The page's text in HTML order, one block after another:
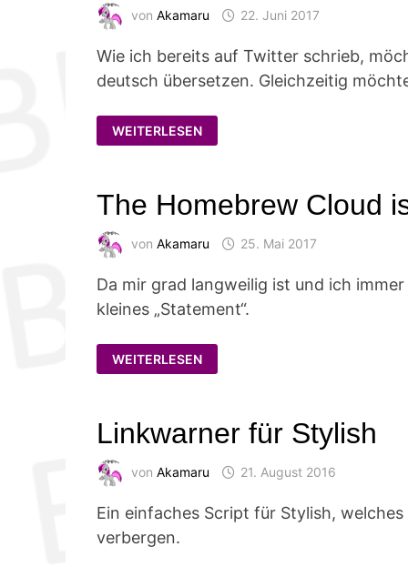
vonAkamaru 22. Juni 2017
Wie ich bereits auf Twitter schrieb,
deutsch übersetzen. Gleichzeitig
NEUES
PROJEKT:
SERVAL
WEITERLESEN
The Homebrew Cloud
vonAkamaru 25. Mai 2017
Da mir grad langweilig ist und ich
kleines „Statement“.
THE
HOMEBREW
CLOUD
WEITERLESEN
Linkwarner für Stylish
vonAkamaru 21. August 2016
Ein einfaches Script für Stylish,
verbergen.